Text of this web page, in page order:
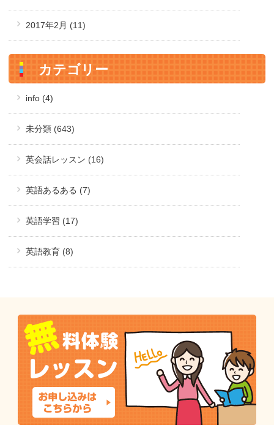
2017年2月 (11)
カテゴリー
info (4)
未分類 (643)
英会話レッスン (16)
英語あるある (7)
英語学習 (17)
英語教育 (8)